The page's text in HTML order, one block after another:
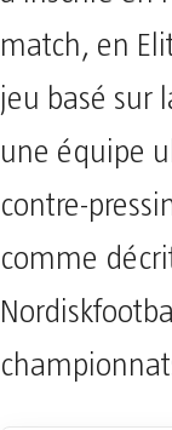
match, en
jeu basé sur
une équipe
contre-
comme